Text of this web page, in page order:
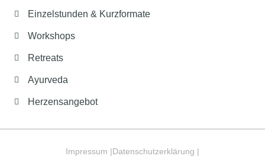
Einzelstunden & Kurzformate
Workshops
Retreats
Ayurveda
Herzensangebot
Impressum |Datenschutzerklärung |